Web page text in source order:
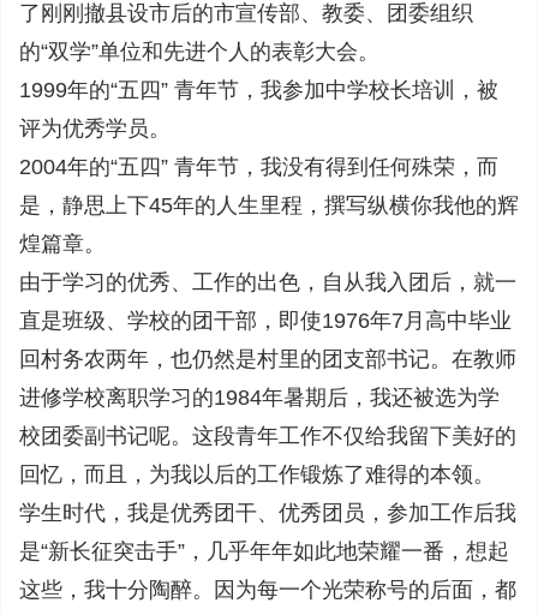
了刚刚撤县设市后的市宣传部、教委、团委组织
的“双学”单位和先进个人的表彰大会。
1999年的“五四” 青年节，我参加中学校长培训，被
评为优秀学员。
2004年的“五四” 青年节，我没有得到任何殊荣，而
是，静思上下45年的人生里程，撰写纵横你我他的辉
煌篇章。
由于学习的优秀、工作的出色，自从我入团后，就一
直是班级、学校的团干部，即使1976年7月高中毕业
回村务农两年，也仍然是村里的团支部书记。在教师
进修学校离职学习的1984年暑期后，我还被选为学
校团委副书记呢。这段青年工作不仅给我留下美好的
回忆，而且，为我以后的工作锻炼了难得的本领。
学生时代，我是优秀团干、优秀团员，参加工作后我
是“新长征突击手”，几乎年年如此地荣耀一番，想起
这些，我十分陶醉。因为每一个光荣称号的后面，都